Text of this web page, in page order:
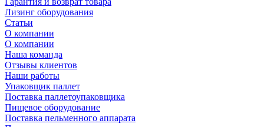
Лизинг оборудования
Статьи
О компании
О компании
Наша команда
Отзывы клиентов
Наши работы
Упаковщик паллет
Поставка паллетоупаковщика
Пищевое оборудование
Поставка пельменного аппарата